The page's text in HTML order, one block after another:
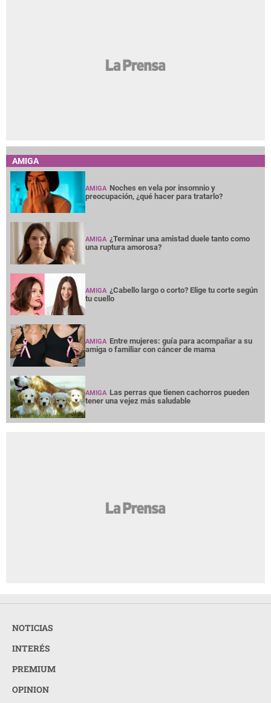
AMIGA
AMIGA Noches en vela por insomnio y
preocupación, ¿qué hacer para tratarlo?
AMIGA ¿Terminar una amistad duele tanto como
una ruptura amorosa?
AMIGA ¿Cabello largo o corto? Elige tu corte según
tu cuello
AMIGA Entre mujeres: guía para acompañar a su
amiga o familiar con cáncer de mama
AMIGA Las perras que tienen cachorros pueden
tener una vejez más saludable
NOTICIAS
INTERÉS
PREMIUM
OPINION